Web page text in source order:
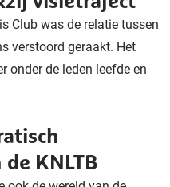
Club was de relatie tussen
verstoord geraakt. Het
onder de leden leefde en
KNLTB